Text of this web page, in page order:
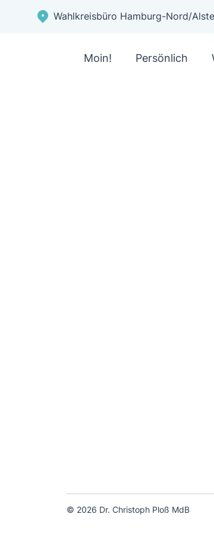
Wahlkreisbüro Hamburg-Nord/
Moin! Persönlich
© 2026 Dr. Christoph Ploß MdB